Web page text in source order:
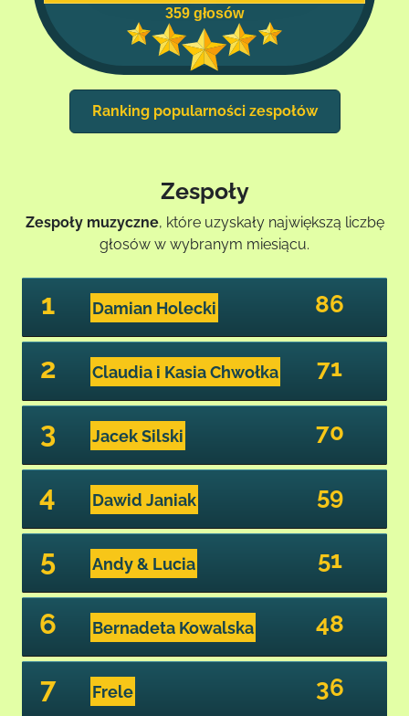
359 głosów
Ranking popularności zespołów
Zespoły
Zespoły muzyczne, które uzyskały największą liczbę
głosów w wybranym miesiącu.
1 Damian Holecki 86
2 Claudia i Kasia Chwołka 71
3 Jacek Silski 70
4 Dawid Janiak 59
5 Andy & Lucia 51
6 Bernadeta Kowalska 48
7 Frele 36